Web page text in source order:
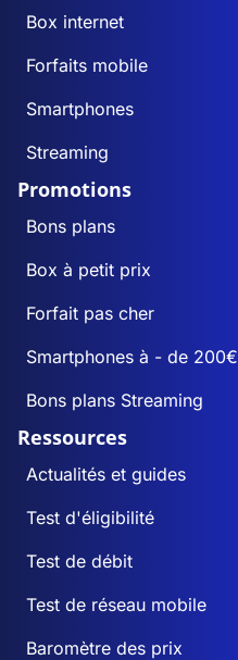
Box internet
Forfaits mobile
Smartphones
Streaming
Promotions
Bons plans
Box à petit prix
Forfait pas cher
Smartphones à - de 200€
Bons plans Streaming
Ressources
Actualités et guides
Test d'éligibilité
Test de débit
Test de réseau mobile
Baromètre des prix